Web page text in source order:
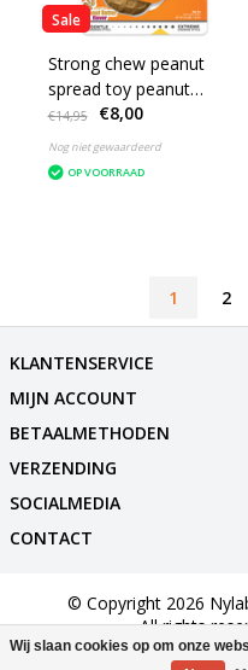
Sale
Strong chew peanut
spread toy peanut
butter M
€14,95 €8,00
Nog niet gewaardeerd
OP VOORRAAD
1 2
KLANTENSERVICE
MIJN ACCOUNT
BETAALMETHODEN
VERZENDING
SOCIALMEDIA
CONTACT
© Copyright 2026
All rights
Wij slaan cookies op om onze